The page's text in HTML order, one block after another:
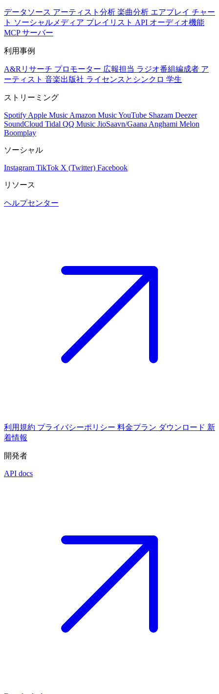
データソース アーティスト分析 楽曲分析 エアプレイ チャー
ト ソーシャルメディア プレイリスト API オーディオ機能
MCP サーバー
利用事例
A&Rリサーチ プロモーター 広報担当 ラジオ番組編成者 ア
ーティスト 音楽出版社 ライセンスとシンクロ 学生
ストリーミング
Spotify Apple Music Amazon MusicYouTube Shazam Deezer
SoundCloud Tidal QQ Music JioSaavn/Gaana Anghami Melon
Boomplay
ソーシャル
Instagram TikTok X (Twitter) Facebook
リソース
ヘルプセンター
利用規約 プライバシーポリシー 料金プラン ダウンロード 新
着情報
開発者
API docs